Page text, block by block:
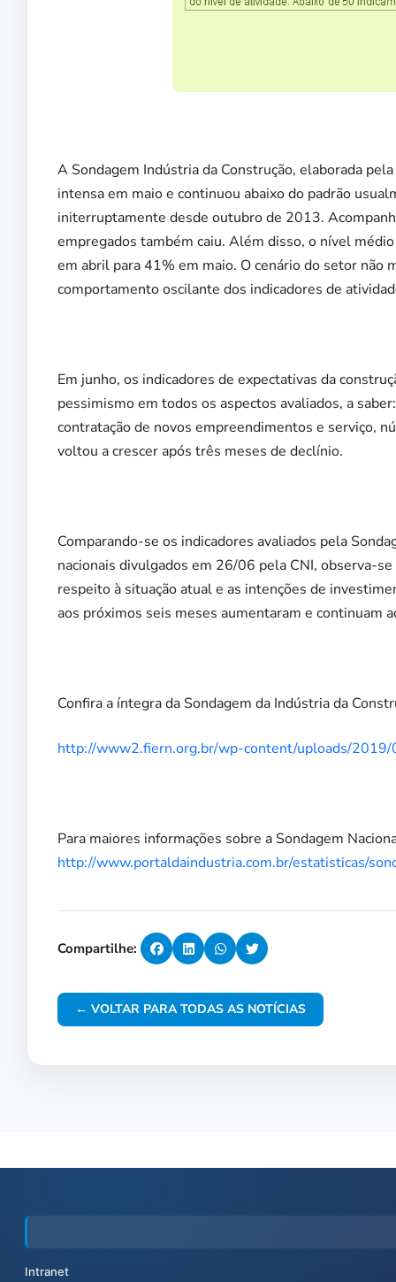
A Sondagem Indústria da Construção, elaborada
intensa em maio e continuou abaixo do padrão
initerruptamente desde outubro de 2013.
empregados também caiu. Além disso, o nível
em abril para 41% em maio. O cenário do setor não
comportamento oscilante dos indicadores de
Em junho, os indicadores de expectativas da
pessimismo em todos os aspectos avaliados, a
contratação de novos empreendimentos e serviço,
voltou a crescer após três meses de declínio.
Comparando-se os indicadores avaliados pela
nacionais divulgados em 26/06 pela CNI, observa-
respeito à situação atual e as intenções de
aos próximos seis meses aumentaram e continuam
Confira a íntegra da Sondagem da Indústria da
http://www2.fiern.org.br/wp-content/uploads/2019/
Para maiores informações sobre a Sondagem
http://www.portaldaindustria.com.br/estatisticas/
Compartilhe:
← VOLTAR PARA TODAS AS NOTÍCIAS
Intranet